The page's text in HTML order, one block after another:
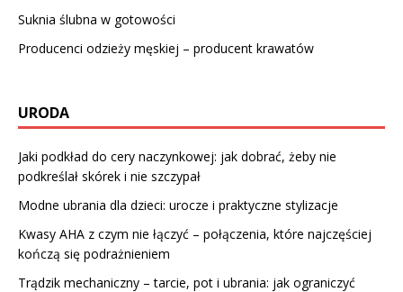
Suknia ślubna w gotowości
Producenci odzieży męskiej – producent krawatów
URODA
Jaki podkład do cery naczynkowej: jak dobrać, żeby nie
podkreślał skórek i nie szczypał
Modne ubrania dla dzieci: urocze i praktyczne stylizacje
Kwasy AHA z czym nie łączyć – połączenia, które najczęściej
kończą się podrażnieniem
Trądzik mechaniczny – tarcie, pot i ubrania: jak ograniczyć